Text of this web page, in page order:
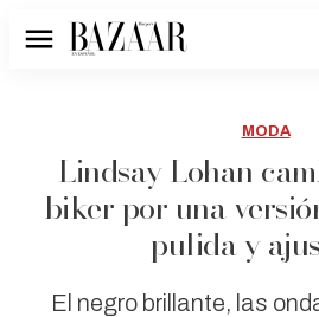
Menú
MODA
Lindsay Lohan
biker por una
pulida y
El negro brillante, las